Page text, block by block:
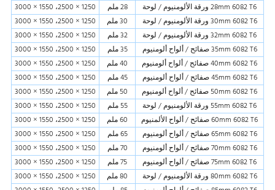
28mm 6082 T6 ورقة الألومنيوم / لوحة
28 ملم
1250 × 2500، 1550 × 3000
30mm 6082 T6 ورقة الألومنيوم / لوحة
30 ملم
1250 × 2500، 1550 × 3000
32mm 6082 T6 ورقة الألومنيوم / لوحة
32 ملم
1250 × 2500، 1550 × 3000
35mm 6082 T6 صفائح / ألواح ألومنيوم
35 ملم
1250 × 2500، 1550 × 3000
40mm 6082 T6 صفائح / ألواح ألومنيوم
40 ملم
1250 × 2500، 1550 × 3000
45mm 6082 T6 صفائح / ألواح ألومنيوم
45 ملم
1250 × 2500، 1550 × 3000
50mm 6082 T6 صفائح / ألواح ألومنيوم
50 ملم
1250 × 2500، 1550 × 3000
55mm 6082 T6 ورقة الألومنيوم / لوحة
55 ملم
1250 × 2500، 1550 × 3000
60mm 6082 T6 صفائح / ألواح الألمنيوم
60 ملم
1250 × 2500، 1550 × 3000
65mm 6082 T6 صفائح / ألواح ألومنيوم
65 ملم
1250 × 2500، 1550 × 3000
70mm 6082 T6 صفائح / ألواح ألومنيوم
70 ملم
1250 × 2500، 1550 × 3000
75mm 6082 T6 صفائح / ألواح ألومنيوم
75 ملم
1250 × 2500، 1550 × 3000
80mm 6082 T6 ورقة الألومنيوم / لوحة
80 ملم
1250 × 2500، 1550 × 3000